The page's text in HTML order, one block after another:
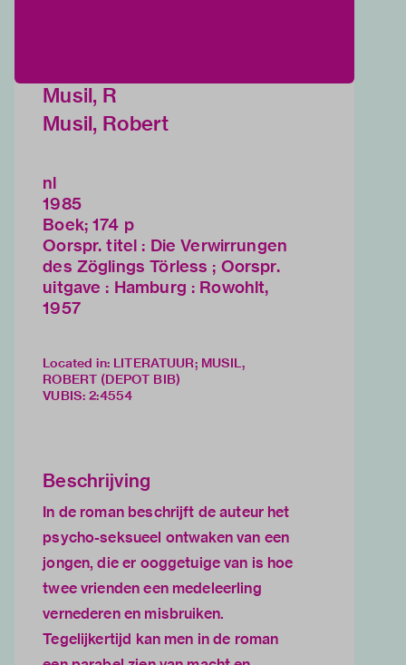
Musil, R
Musil, Robert
nl
1985
Boek; 174 p
Oorspr. titel : Die Verwirrungen
des Zöglings Törless ; Oorspr.
uitgave : Hamburg : Rowohlt,
1957
Located in: LITERATUUR; MUSIL,
ROBERT (DEPOT BIB)
VUBIS: 2:4554
Beschrijving
In de roman beschrijft de auteur het
psycho-seksueel ontwaken van een
jongen, die er ooggetuige van is hoe
twee vrienden een medeleerling
vernederen en misbruiken.
Tegelijkertijd kan men in de roman